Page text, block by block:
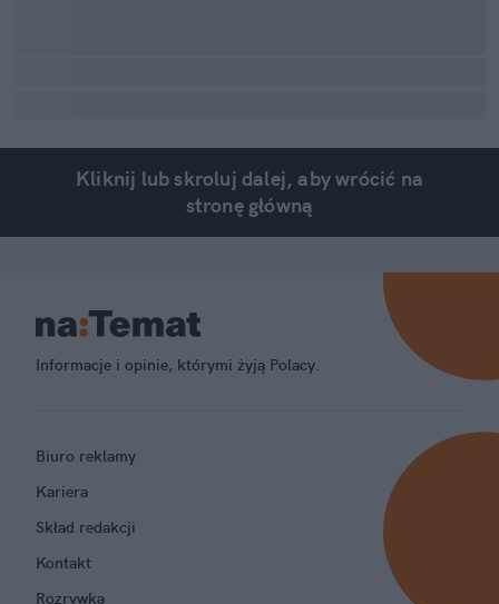
Kliknij lub skroluj dalej, aby wrócić na
stronę główną
Informacje i opinie, którymi żyją Polacy.
Biuro reklamy
Kariera
Skład redakcji
Kontakt
Rozrywka